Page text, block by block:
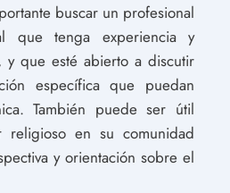
buscar un profesional
que tenga experiencia y
y que esté abierto a discutir
específica que puedan
También puede ser útil
en su comunidad
y orientación sobre el